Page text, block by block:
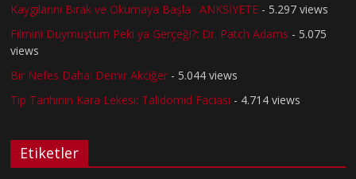
Kaygılarını Bırak ve Okumaya Başla : ANKSİYETE - 5.297 views
Filmini Duymuştum Peki ya Gerçeği?: Dr. Patch Adams - 5.075
views
Bir Nefes Daha: Demir Akciğer - 5.044 views
Tıp Tarihinin Kara Lekesi: Talidomid Faciası - 4.714 views
Etiketler